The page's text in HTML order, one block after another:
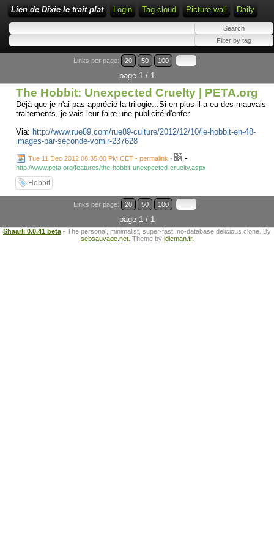
Lien de Dixie le trait plat Login Tag cloud Picture wall Daily
Links per page: 20 50 100
page 1 / 1
The Hobbit: Unexpected Cruelty | PETA.org
Déjà que je n'ai pas apprécié la trilogie...Si en plus il a eu des mauvais
traitements, je vais leur faire une publicité d'enfer.
Via: http://www.rue89.com/rue89-culture/2012/12/10/le-hobbit-en-48-
images-par-seconde-vomir-237628
Tue 11 Dec 2012 08:35:00 PM CET - permalink - -
http://www.peta.org/features/the-hobbit-unexpected-cruelty.aspx
Hobbit
Links per page: 20 50 100
page 1 / 1
Shaarli 0.0.41 beta - The personal, minimalist, super-fast, no-database delicious clone. By
sebsauvage.net. Theme by idleman.fr.